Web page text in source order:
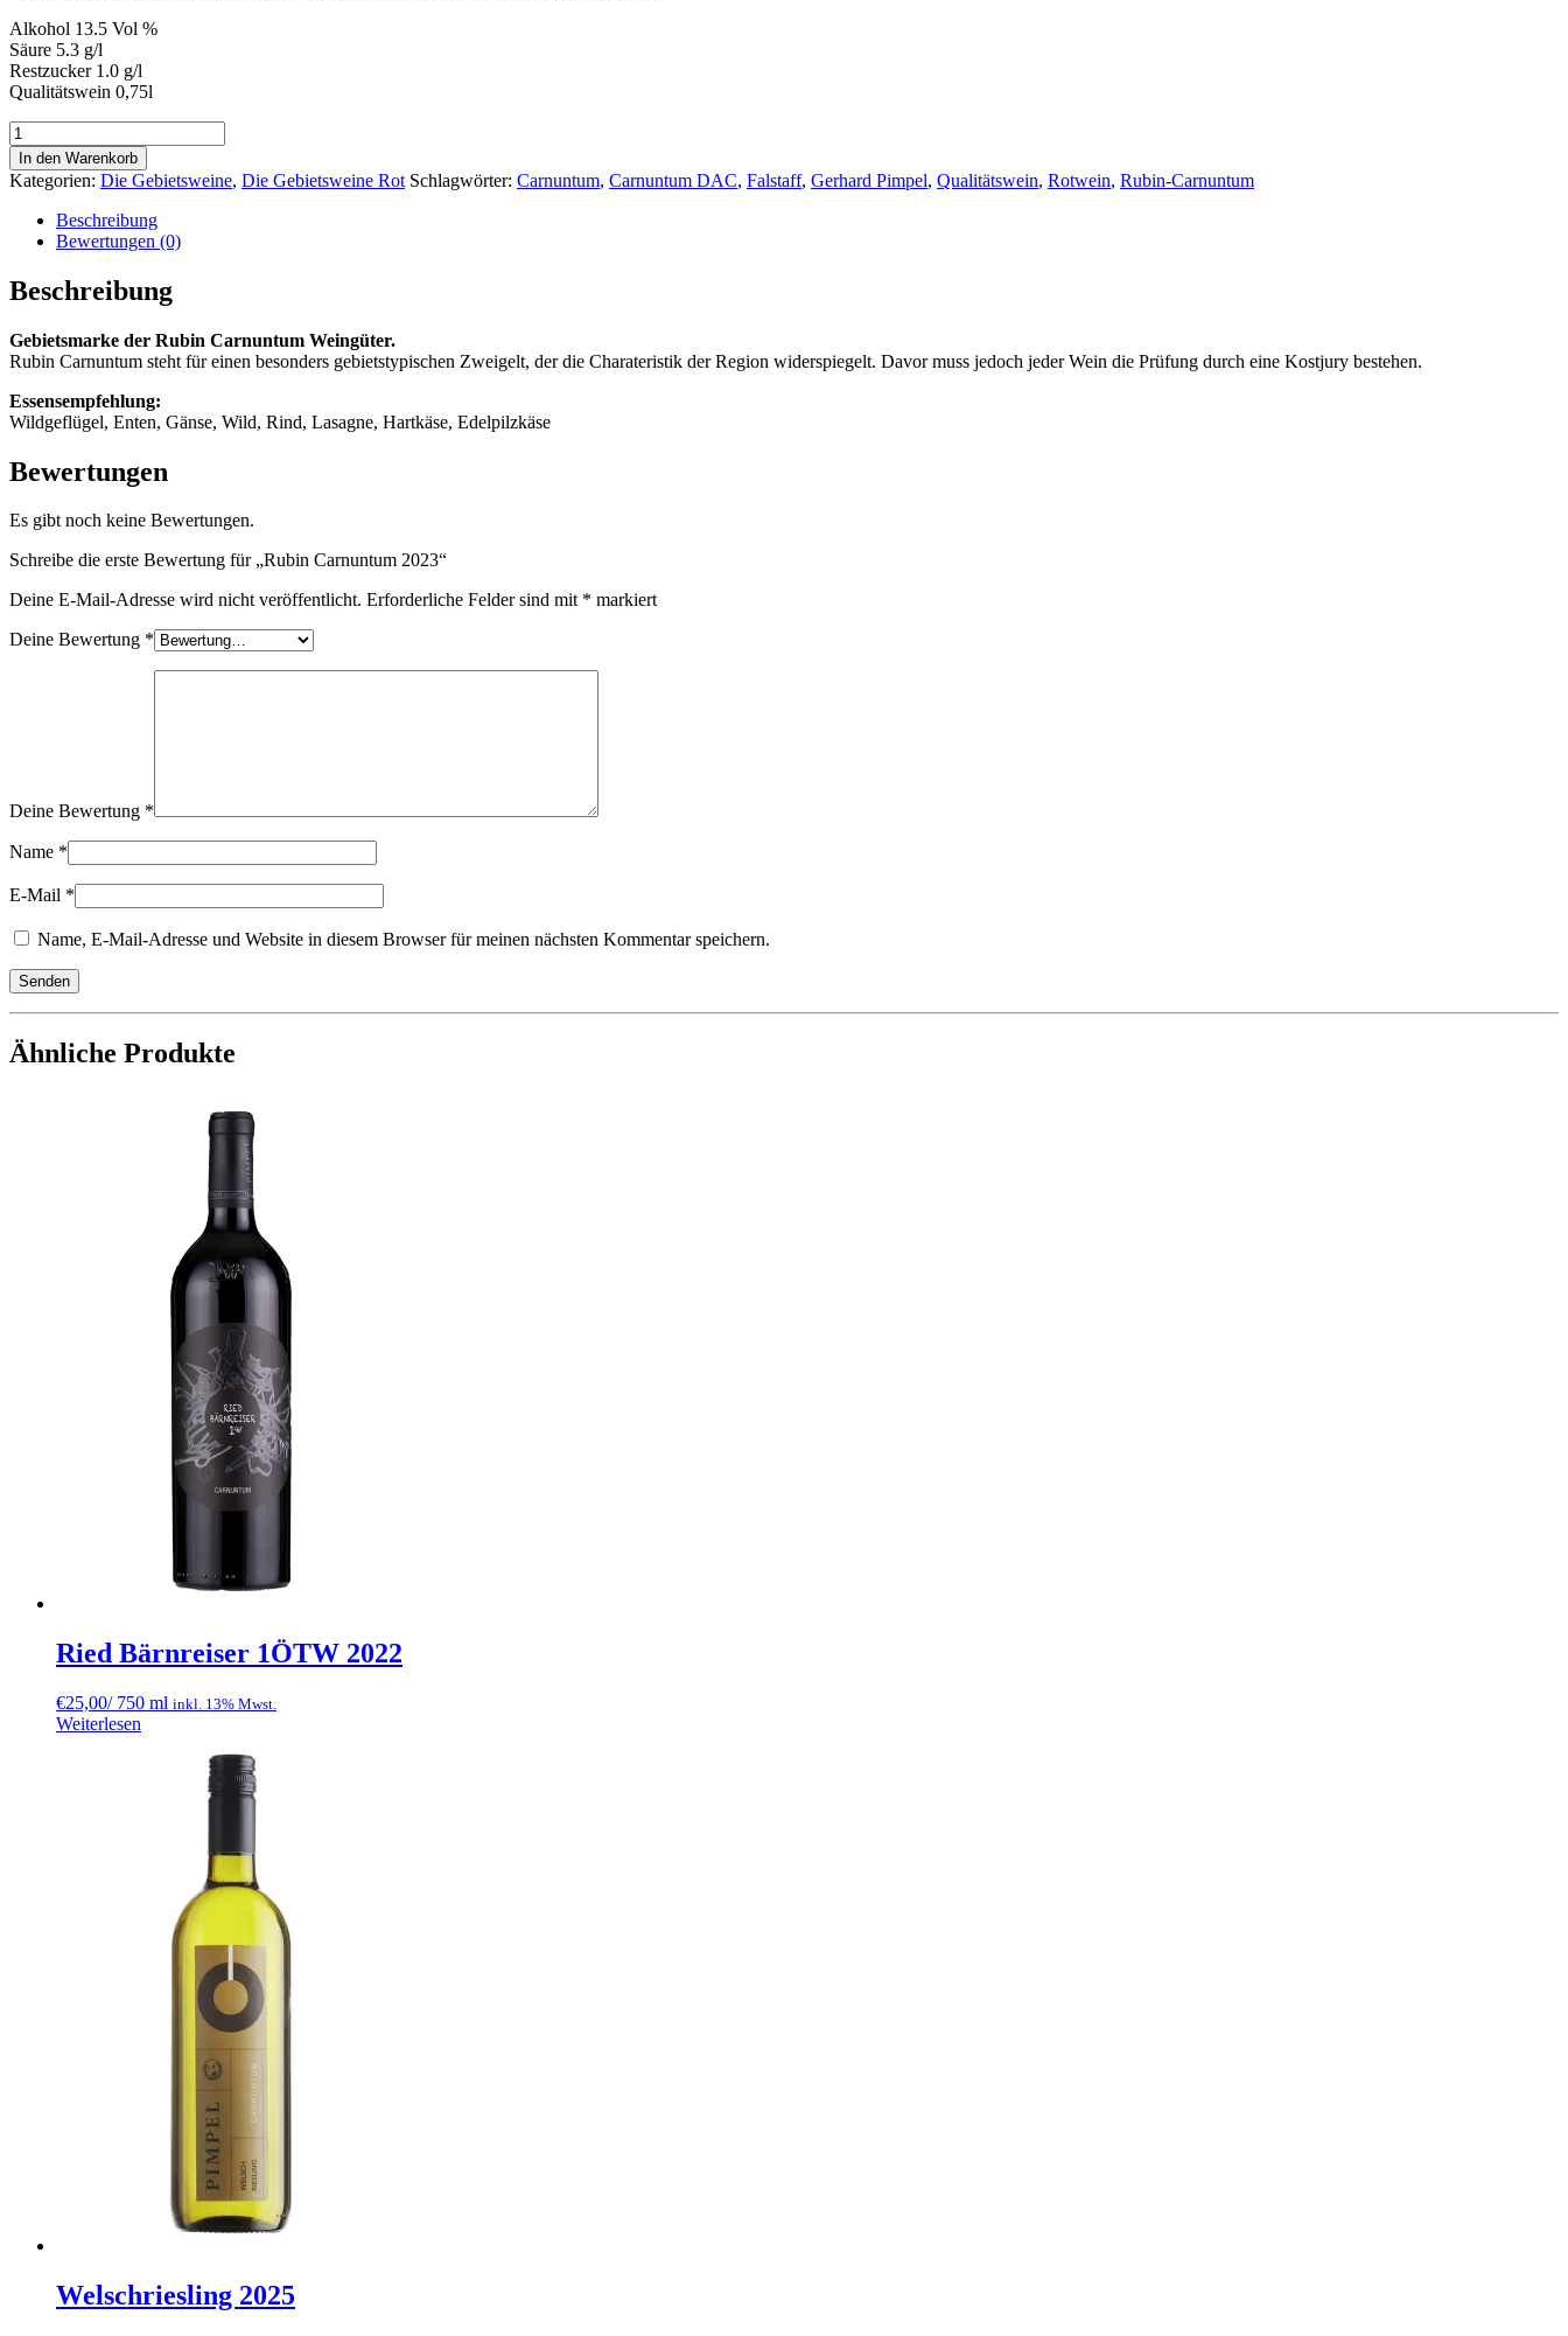
Alkohol 13.5 Vol %
Säure 5.3 g/l
Restzucker 1.0 g/l
Qualitätswein 0,75l
Rubin
Carnuntum
2023
Menge
In den Warenkorb
Kategorien: Die Gebietsweine, Die Gebietsweine Rot Schlagwörter: Carnuntum, Carnuntum DAC, Falstaff, Gerhard Pimpel, Qualitätswein, Rotwein, Rubin-Carnuntum
Beschreibung
Bewertungen (0)
Beschreibung
Gebietsmarke der Rubin Carnuntum Weingüter.
Rubin Carnuntum steht für einen besonders gebietstypischen Zweigelt, der die Charateristik der Region widerspiegelt. Davor muss jedoch jeder Wein die Prüfung durch eine Kostjury bestehen.
Essensempfehlung:
Wildgeflügel, Enten, Gänse, Wild, Rind, Lasagne, Hartkäse, Edelpilzkäse
Bewertungen
Es gibt noch keine Bewertungen.
Schreibe die erste Bewertung für „Rubin Carnuntum 2023“
Deine E-Mail-Adresse wird nicht veröffentlicht. Erforderliche Felder sind mit * markiert
Deine Bewertung *
Deine Bewertung *
Name *
E-Mail *
Name, E-Mail-Adresse und Website in diesem Browser für meinen nächsten Kommentar speichern.
Ähnliche Produkte
Ried Bärnreiser 1ÖTW 2022
€25,00/ 750 ml inkl. 13% Mwst.
Weiterlesen
Welschriesling 2025